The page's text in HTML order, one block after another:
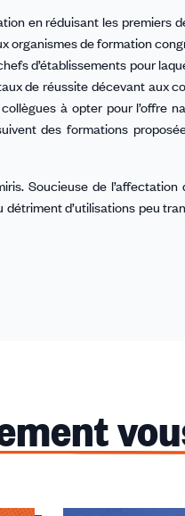
en réduisant les premiers
organismes de formation
d’établissements pour
de réussite décevant aux
à opter pour l’offre
des formations
Soucieuse de l’affectation
d’utilisations peu